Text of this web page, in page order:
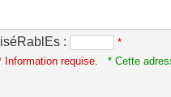
:
*
Information requise.
* Cette